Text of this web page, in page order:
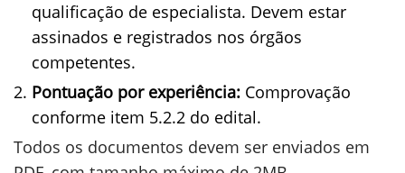
qualificação de especialista. Devem estar
assinados e registrados nos órgãos
competentes.
Pontuação por experiência: Comprovação
conforme item 5.2.2 do edital.
Todos os documentos devem ser enviados em